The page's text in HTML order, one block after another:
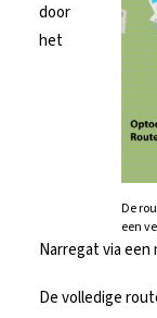
De
een
door
het
Narregat via een
De volledige